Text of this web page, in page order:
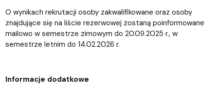
O wynikach rekrutacji osoby zakwalifikowane oraz osoby
znajdujące się na liście rezerwowej zostaną poinformowane
mailowo w semestrze zimowym do 20.09.2025 r., w
semestrze letnim do 14.02.2026 r.
Informacje dodatkowe